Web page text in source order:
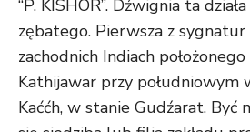
“P. KISHOR”. Dźwignia ta
zębatego. Pierwsza z
zachodnich Indiach
Kathijawar przy południowym
Kaććh, w stanie Gudźarat. Być